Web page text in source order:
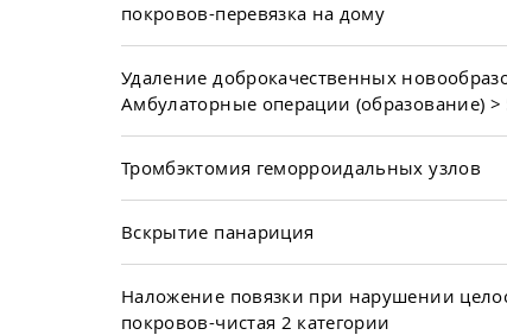
покровов-перевязка на дому
Удаление доброкачественных
Амбулаторные операции (образование) >
Тромбэктомия геморроидальных узлов
Вскрытие панариция
Наложение повязки при нарушении
покровов-чистая 2 категории